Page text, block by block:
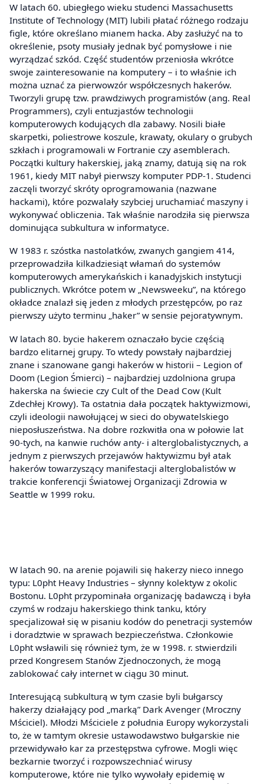
W latach 60. ubiegłego wieku studenci Massachusetts
Institute of Technology (MIT) lubili płatać różnego rodzaju
figle, które określano mianem hacka. Aby zasłużyć na to
określenie, psoty musiały jednak być pomysłowe i nie
wyrządzać szkód. Część studentów przeniosła wkrótce
swoje zainteresowanie na komputery – i to właśnie ich
można uznać za pierwowzór współczesnych hakerów.
Tworzyli grupę tzw. prawdziwych programistów (ang. Real
Programmers), czyli entuzjastów technologii
komputerowych kodujących dla zabawy. Nosili białe
skarpetki, poliestrowe koszule, krawaty, okulary o grubych
szkłach i programowali w Fortranie czy asemblerach.
Początki kultury hakerskiej, jaką znamy, datują się na rok
1961, kiedy MIT nabył pierwszy komputer PDP-1. Studenci
zaczęli tworzyć skróty oprogramowania (nazwane
hackami), które pozwalały szybciej uruchamiać maszyny i
wykonywać obliczenia. Tak właśnie narodziła się pierwsza
dominująca subkultura w informatyce.
W 1983 r. szóstka nastolatków, zwanych gangiem 414,
przeprowadziła kilkadziesiąt włamań do systemów
komputerowych amerykańskich i kanadyjskich instytucji
publicznych. Wkrótce potem w „Newsweeku”, na którego
okładce znalazł się jeden z młodych przestępców, po raz
pierwszy użyto terminu „haker” w sensie pejoratywnym.
W latach 80. bycie hakerem oznaczało bycie częścią
bardzo elitarnej grupy. To wtedy powstały najbardziej
znane i szanowane gangi hakerów w historii – Legion of
Doom (Legion Śmierci) – najbardziej uzdolniona grupa
hakerska na świecie czy Cult of the Dead Cow (Kult
Zdechłej Krowy). Ta ostatnia dała początek haktywizmowi,
czyli ideologii nawołującej w sieci do obywatelskiego
nieposłuszeństwa. Na dobre rozkwitła ona w połowie lat
90-tych, na kanwie ruchów anty- i alterglobalistycznych, a
jednym z pierwszych przejawów haktywizmu był atak
hakerów towarzyszący manifestacji alterglobalistów w
trakcie konferencji Światowej Organizacji Zdrowia w
Seattle w 1999 roku.
W latach 90. na arenie pojawili się hakerzy nieco innego
typu: L0pht Heavy Industries – słynny kolektyw z okolic
Bostonu. L0pht przypominała organizację badawczą i była
czymś w rodzaju hakerskiego think tanku, który
specjalizował się w pisaniu kodów do penetracji systemów
i doradztwie w sprawach bezpieczeństwa. Członkowie
L0pht wsławili się również tym, że w 1998. r. stwierdzili
przed Kongresem Stanów Zjednoczonych, że mogą
zablokować cały internet w ciągu 30 minut.
Interesującą subkulturą w tym czasie byli bułgarscy
hakerzy działający pod „marką” Dark Avenger (Mroczny
Mściciel). Młodzi Mściciele z południa Europy wykorzystali
to, że w tamtym okresie ustawodawstwo bułgarskie nie
przewidywało kar za przestępstwa cyfrowe. Mogli więc
bezkarnie tworzyć i rozpowszechniać wirusy
komputerowe, które nie tylko wywołały epidemię w